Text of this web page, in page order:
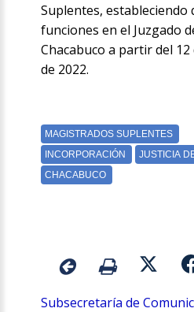
Suplentes, estableciendo
funciones en el Juzgado
Chacabuco a partir del 12
de 2022.
Subsecretaría de